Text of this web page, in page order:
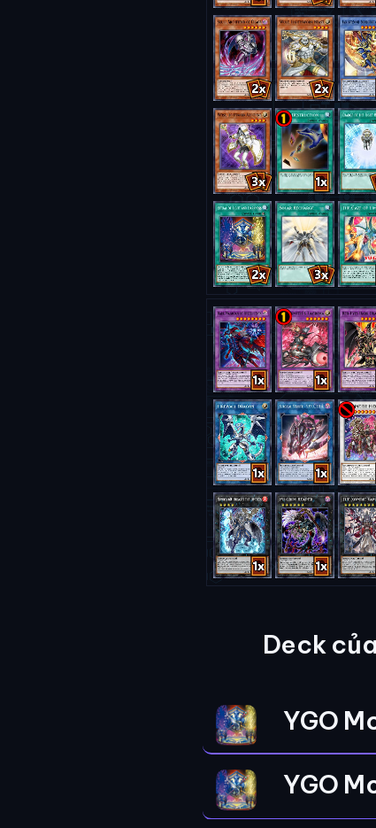
Deck
YGO
YGO